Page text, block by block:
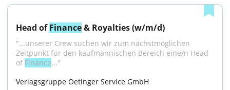
Head of Finance & Royalties (w/m/d)
"...unserer Crew suchen wir zum nächstmöglichen
Zeitpunkt für den kaufmännischen Bereich eine/n Head
of Finance..."
Verlagsgruppe Oetinger Service GmbH